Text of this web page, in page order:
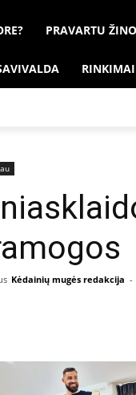
PRAVARTU
RINKIMAI
Kėdainių mugės redakcija -